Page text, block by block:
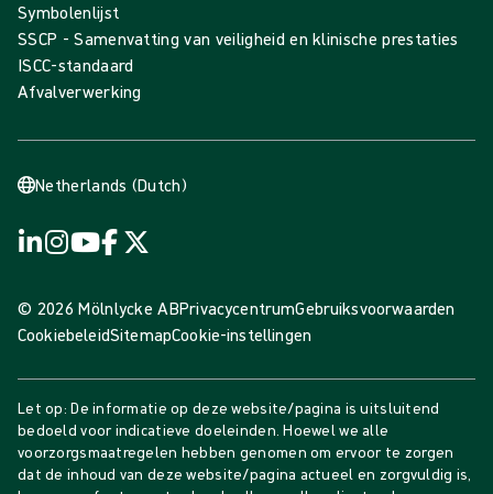
Symbolenlijst
SSCP - Samenvatting van veiligheid en klinische prestaties
ISCC-standaard
Afvalverwerking
Netherlands (Dutch)
© 2026 Mölnlycke ABPrivacycentrumGebruiksvoorwaarden
CookiebeleidSitemapCookie-instellingen
Let op: De informatie op deze website/pagina is uitsluitend
bedoeld voor indicatieve doeleinden. Hoewel we alle
voorzorgsmaatregelen hebben genomen om ervoor te zorgen
dat de inhoud van deze website/pagina actueel en zorgvuldig is,